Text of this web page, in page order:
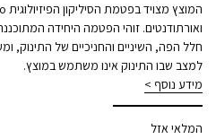
ואורתודנטים. זוהי הפטמה היחידה
חלל הפה, השיניים והחניכיים של התינוק,
למצב שבו התינוק אינו משתמש במוצץ.
מידע נוסף >
המלאי אזל